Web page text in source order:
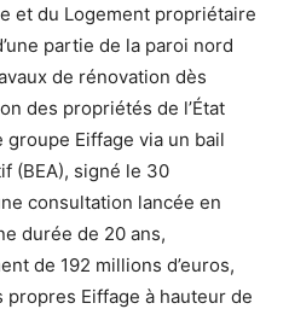
et du Logement propriétaire
partie de la paroi nord
de rénovation dès
des propriétés de l’État
groupe Eiffage via un bail
(BEA), signé le 30
consultation lancée en
durée de 20 ans,
de 192 millions d’euros,
Eiffage à hauteur de